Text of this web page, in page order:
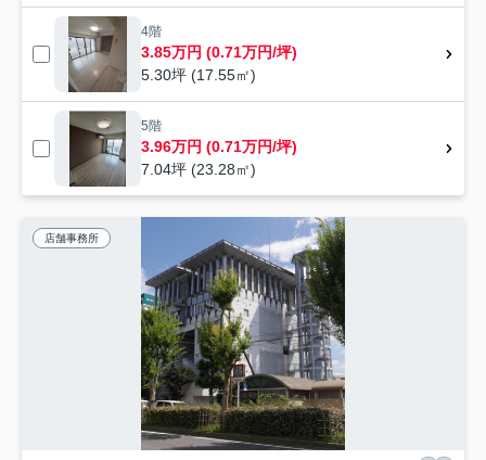
4階
3.85万円 (0.71万円/坪)
5.30坪 (17.55㎡)
5階
3.96万円 (0.71万円/坪)
7.04坪 (23.28㎡)
店舗事務所